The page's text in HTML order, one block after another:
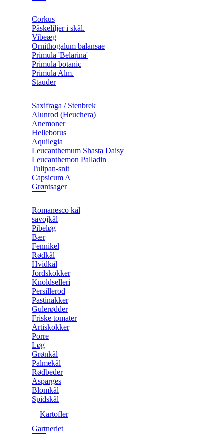
Corkus
Påskeliljer i skål.
Vibeæg
Ornithogalum balansae
Primula 'Belarina'
Primula botanic
Primula Alm.
Stauder
Saxifraga / Stenbrek
Alunrod (Heuchera)
Anemoner
Helleborus
Aquilegia
Leucanthemum Shasta Daisy
Leucanthemon Palladin
Tulipan-snit
Capsicum A
Grøntsager
Romanesco kål
savojkål
Pibeløg
Bær
Fennikel
Rødkål
Hvidkål
Jordskokker
Knoldselleri
Persillerod
Pastinakker
Gulerødder
Friske tomater
Artiskokker
Porre
Løg
Grønkål
Palmekål
Rødbeder
Asparges
Blomkål
Spidskål
Kartofler
Gartneriet